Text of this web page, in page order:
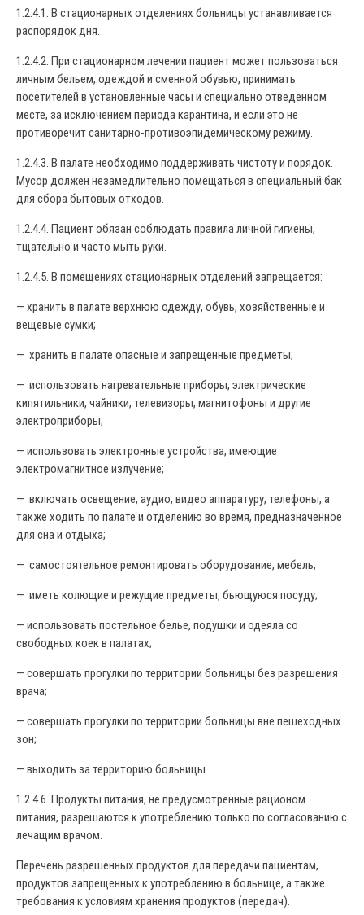
1.2.4.1. В стационарных отделениях больницы устанавливается
распорядок дня.
1.2.4.2. При стационарном лечении пациент может пользоваться
личным бельем, одеждой и сменной обувью, принимать
посетителей в установленные часы и специально отведенном
месте, за исключением периода карантина, и если это не
противоречит санитарно-противоэпидемическому режиму.
1.2.4.3. В палате необходимо поддерживать чистоту и порядок.
Мусор должен незамедлительно помещаться в специальный бак
для сбора бытовых отходов.
1.2.4.4. Пациент обязан соблюдать правила личной гигиены,
тщательно и часто мыть руки.
1.2.4.5. В помещениях стационарных отделений запрещается:
— хранить в палате верхнюю одежду, обувь, хозяйственные и
вещевые сумки;
— хранить в палате опасные и запрещенные предметы;
— использовать нагревательные приборы, электрические
кипятильники, чайники, телевизоры, магнитофоны и другие
электроприборы;
— использовать электронные устройства, имеющие
электромагнитное излучение;
— включать освещение, аудио, видео аппаратуру, телефоны, а
также ходить по палате и отделению во время, предназначенное
для сна и отдыха;
— самостоятельное ремонтировать оборудование, мебель;
— иметь колющие и режущие предметы, бьющуюся посуду;
— использовать постельное белье, подушки и одеяла со
свободных коек в палатах;
— совершать прогулки по территории больницы без разрешения
врача;
— совершать прогулки по территории больницы вне пешеходных
зон;
— выходить за территорию больницы.
1.2.4.6. Продукты питания, не предусмотренные рационом
питания, разрешаются к употреблению только по согласованию с
лечащим врачом.
Перечень разрешенных продуктов для передачи пациентам,
продуктов запрещенных к употреблению в больнице, а также
требования к условиям хранения продуктов (передач).